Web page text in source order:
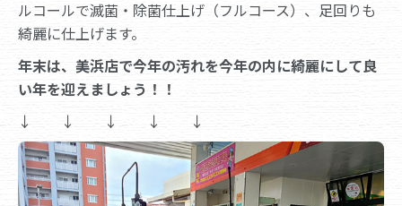
ルコールで滅菌・除菌仕上げ（フルコース）、足回りも
綺麗に仕上げます。
年末は、美浜店で今年の汚れを今年の内に綺麗にして良
い年を迎えましょう！！
↓ ↓ ↓ ↓ ↓